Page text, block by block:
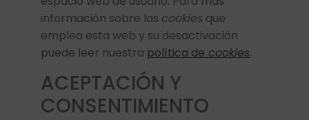
información sobre las cookies que
emplea esta web y su desactivación
puede leer nuestra política de cookies.
ACEPTACIÓN Y
CONSENTIMIENTO